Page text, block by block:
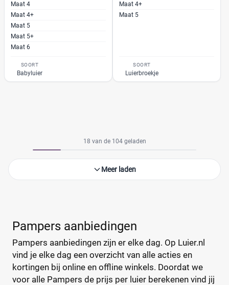
Maat 4
Maat 4+
Maat 5
Maat 5+
Maat 6
SOORT
Babyluier
Maat 4+
Maat 5
SOORT
Luierbroekje
18 van de 104 geladen
Meer laden
Pampers aanbiedingen
Pampers aanbiedingen zijn er elke dag. Op Luier.nl
vind je elke dag een overzicht van alle acties en
kortingen bij online en offline winkels. Doordat we
voor alle Pampers de prijs per luier berekenen vind jij